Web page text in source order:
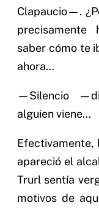
Clapaucio—.
precisamente
saber cómo te
ahora…
—Silencio
alguien viene…
apareció el
Trurl sentía
motivos de